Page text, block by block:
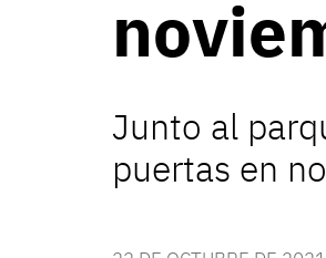
Junto al
puertas en